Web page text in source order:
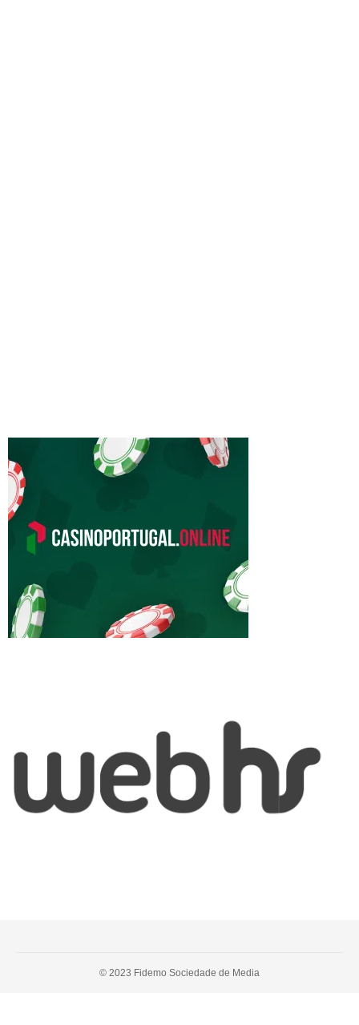
© 2023 Fidemo Sociedade de Media